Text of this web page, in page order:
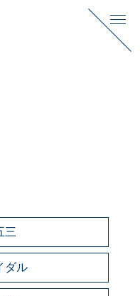
三
ダル